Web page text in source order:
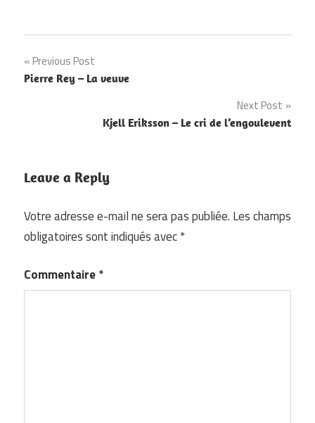
Navigation
de
Previous Post
Pierre Rey – La veuve
Next Post
Kjell Eriksson – Le cri de l’engoulevent
Leave a Reply
Votre adresse e-mail ne sera pas publiée. Les champs
obligatoires sont indiqués avec*
Commentaire*